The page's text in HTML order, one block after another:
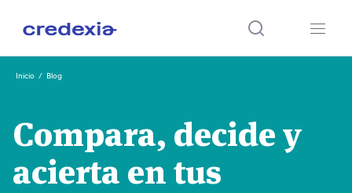
Inicio / Blog
Compara, decide y
acierta en tus